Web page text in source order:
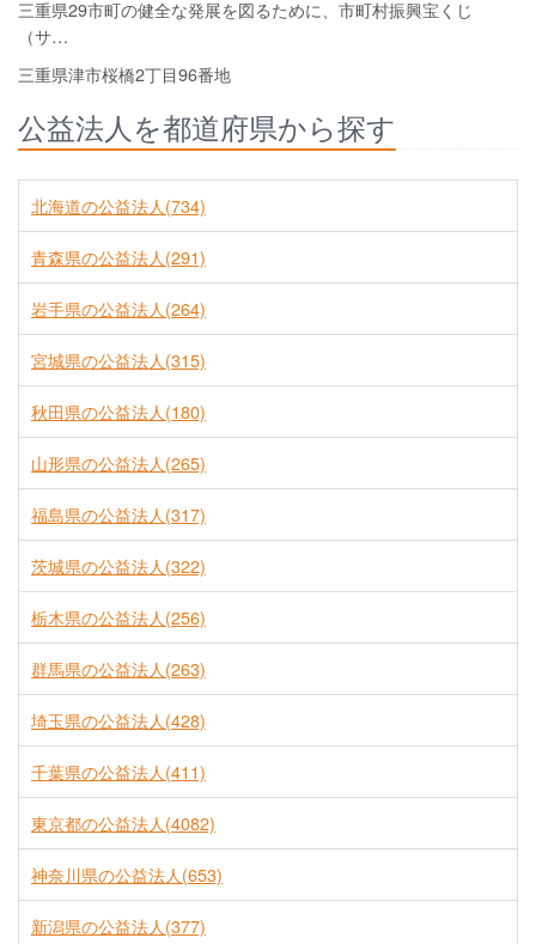
三重県29市町の健全な発展を図るために、市町村振興宝くじ
（サ…
三重県津市桜橋2丁目96番地
公益法人を都道府県から探す
北海道の公益法人(734)
青森県の公益法人(291)
岩手県の公益法人(264)
宮城県の公益法人(315)
秋田県の公益法人(180)
山形県の公益法人(265)
福島県の公益法人(317)
茨城県の公益法人(322)
栃木県の公益法人(256)
群馬県の公益法人(263)
埼玉県の公益法人(428)
千葉県の公益法人(411)
東京都の公益法人(4082)
神奈川県の公益法人(653)
新潟県の公益法人(377)